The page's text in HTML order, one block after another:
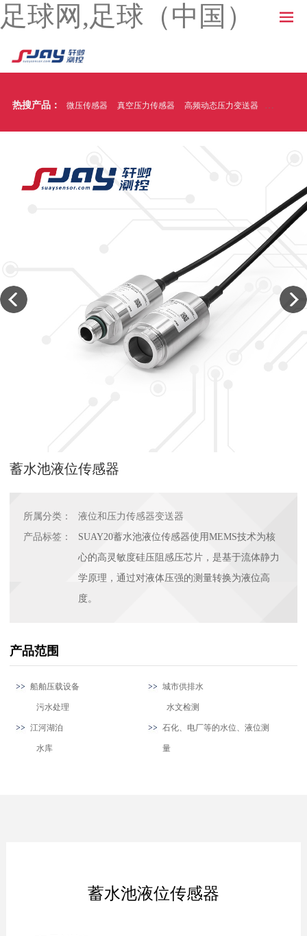
足球网,足球（中国）
热搜产品： 微压传感器 真空压力传感器 高频动态压力变送器 温压一体
蓄水池液位传感器
所属分类：
液位和压力传感器变送器
产品标签：
SUAY20蓄水池液位传感器使用MEMS技术为核
心的高灵敏度硅压阻感压芯片，是基于流体静力
学原理，通过对液体压强的测量转换为液位高
度。
产品范围
船舶压载设备
污水处理
城市供排水
水文检测
江河湖泊
水库
石化、电厂等的水位、液位测
量
蓄水池液位传感器